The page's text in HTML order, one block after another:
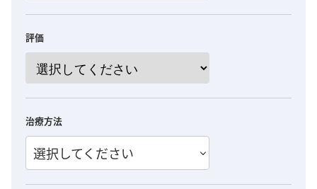
評価
治療方法
選択してください